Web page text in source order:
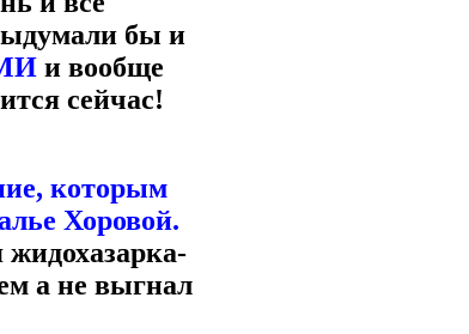
бы и
и вообще
сейчас!
которым
Хоровой.
а не выгнал